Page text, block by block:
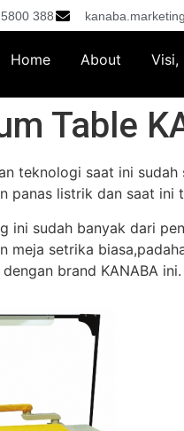
388
Home About Visi,
Table
teknologi saat ini
panas listrik dan saat
ini sudah banyak dari
meja setrika
brand KANABA ini.